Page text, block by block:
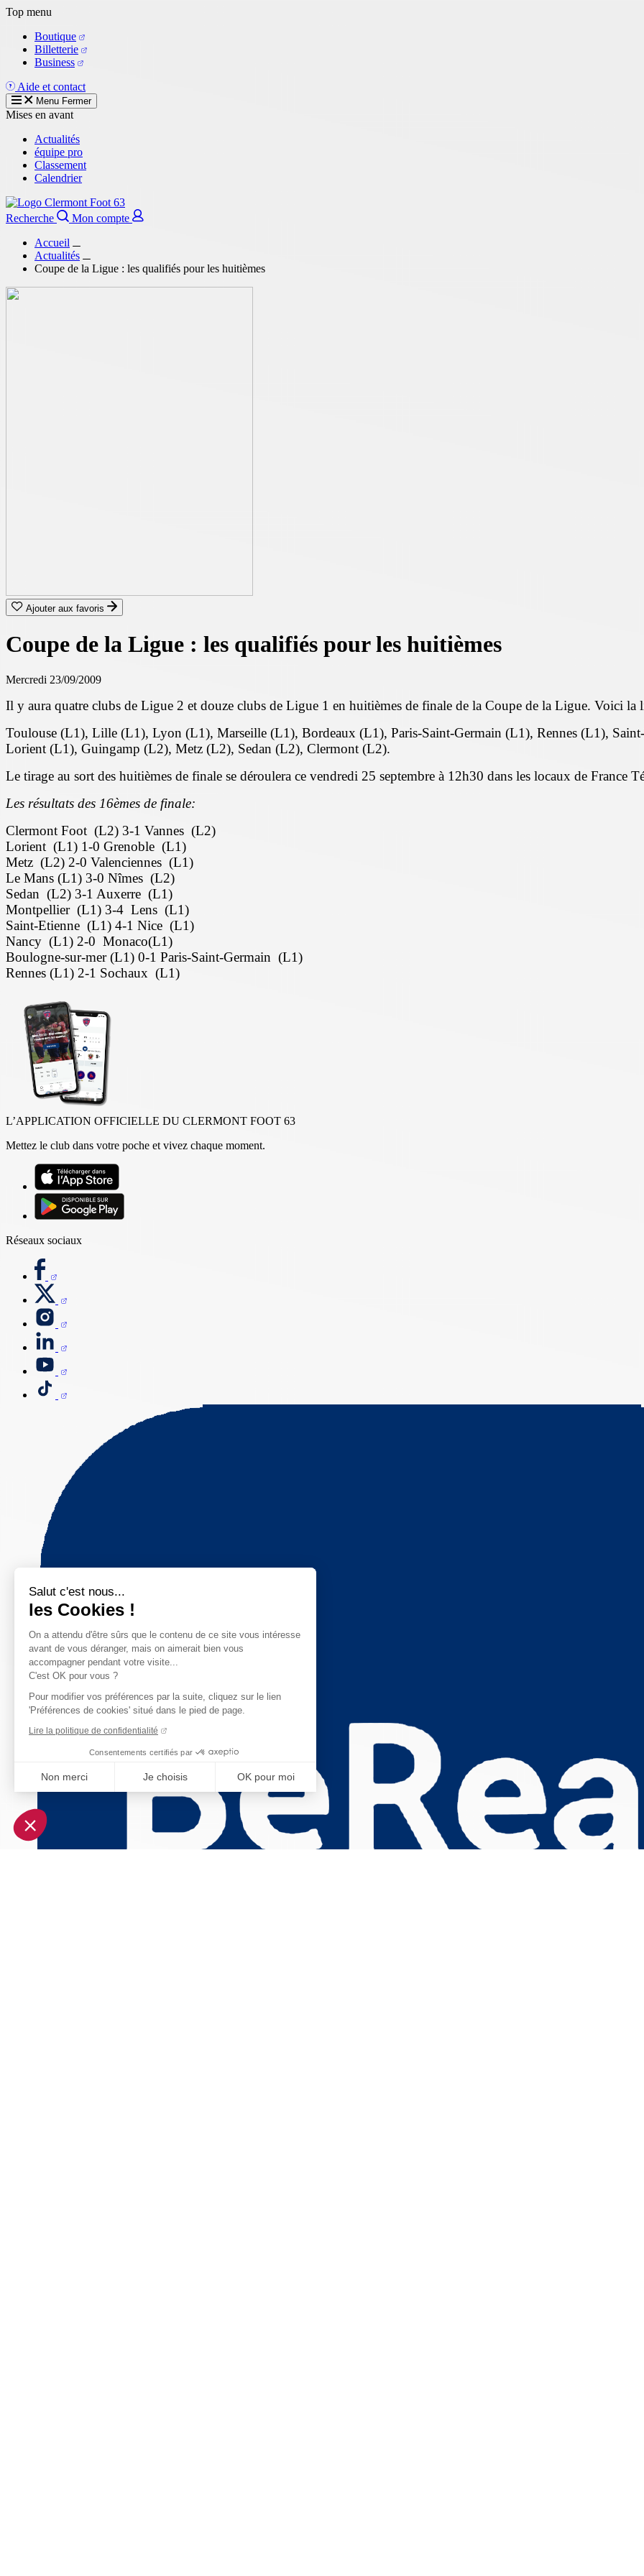
Salut c'est nous...
les Cookies !
On a attendu d'être sûrs que le contenu de ce site vous intéresse
avant de vous déranger, mais on aimerait bien vous
accompagner pendant votre visite...
C'est OK pour vous ?
Pour modifier vos préférences par la suite, cliquez sur le lien
'Préférences de cookies' situé dans le pied de page.
Lire la politique de confidentialité
Consentements certifiés par
Non merci Je choisis OK pour moi
Plateforme de Gestion du Consentement : Personnalisez vos Options
Notre plateforme vous permet d'adapter et de gérer vos paramètres de confidentialité, en garantissant la conformité avec
Aller
contenu
principal
Top menu
Boutique
Billetterie
Business
Aide et contact
Menu Fermer
Mises en avant
Actualités
équipe pro
Classement
Calendrier
Recherche
Mon compte
Accueil
Actualités
Coupe de la Ligue : les qualifiés pour les huitièmes
Ajouter aux favoris
Coupe de la Ligue : les qualifiés pour les huitièmes
Mercredi 23/09/2009
Il y aura quatre clubs de Ligue 2 et douze clubs de Ligue 1 en huitièmes de finale de la Coupe de la Ligue. Voici la
Toulouse (L1), Lille (L1), Lyon (L1), Marseille (L1), Bordeaux (L1), Paris-Saint-Germain (L1), Rennes (L1),
Lorient (L1), Guingamp (L2), Metz (L2), Sedan (L2), Clermont (L2).
Le tirage au sort des huitièmes de finale se déroulera ce vendredi 25 septembre à 12h30 dans les locaux de France
Les résultats des 16èmes de finale:
Clermont Foot (L2) 3-1 Vannes (L2)
Lorient (L1) 1-0 Grenoble (L1)
Metz (L2) 2-0 Valenciennes (L1)
Le Mans (L1) 3-0 Nîmes (L2)
Sedan (L2) 3-1 Auxerre (L1)
Montpellier (L1) 3-4 Lens (L1)
Saint-Etienne (L1) 4-1 Nice (L1)
Nancy (L1) 2-0 Monaco(L1)
Boulogne-sur-mer (L1) 0-1 Paris-Saint-Germain (L1)
Rennes (L1) 2-1 Sochaux (L1)
L’APPLICATION OFFICIELLE DU CLERMONT FOOT 63
Mettez le club dans votre poche et vivez chaque moment.
Réseaux sociaux